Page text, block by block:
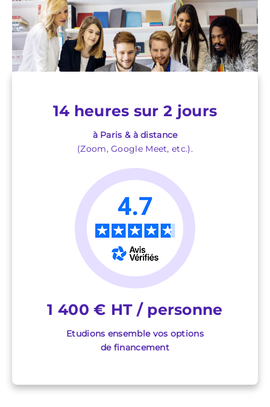
14 heures sur 2 jours
à Paris & à distance
(Zoom, Google Meet, etc.).
1 400 € HT / personne
Etudions ensemble vos options
de financement